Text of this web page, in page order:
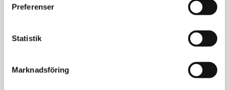
Preferenser
Statistik
Marknadsföring